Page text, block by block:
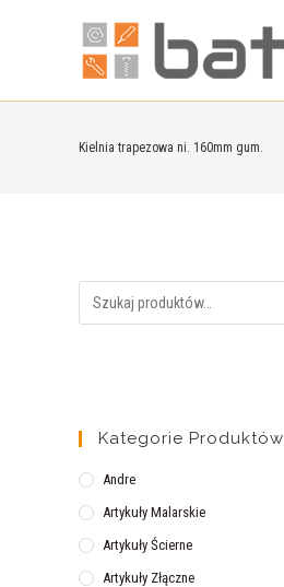
Kielnia trapezowa ni. 160mm gum.
Kategorie Produktów
Andre
Artykuły Malarskie
Artykuły Ścierne
Artykuły Złączne